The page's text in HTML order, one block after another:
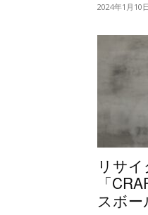
2024年1月10日
リサ
「
スボ